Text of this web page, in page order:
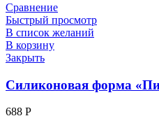
Сравнение
Быстрый просмотр
В список желаний
В корзину
Закрыть
Силиконовая форма
688 Р